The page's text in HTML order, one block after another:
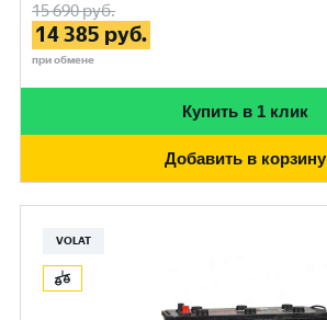
15 690руб.
14 385 руб.
при обмене
Купить в 1 клик
Добавить в корзину
VOLAT